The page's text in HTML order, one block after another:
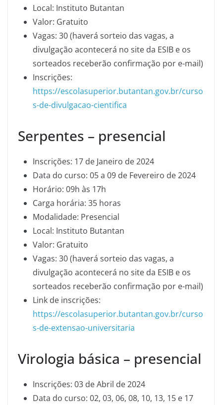
Local: Instituto Butantan
Valor: Gratuito
Vagas: 30 (haverá sorteio das vagas, a
divulgação acontecerá no site da ESIB e os
sorteados receberão confirmação por e-mail)
Inscrições:
https://escolasuperior.butantan.gov.br/curso
s-de-divulgacao-cientifica
Serpentes – presencial
Inscrições: 17 de Janeiro de 2024
Data do curso: 05 a 09 de Fevereiro de 2024
Horário: 09h às 17h
Carga horária: 35 horas
Modalidade: Presencial
Local: Instituto Butantan
Valor: Gratuito
Vagas: 30 (haverá sorteio das vagas, a
divulgação acontecerá no site da ESIB e os
sorteados receberão confirmação por e-mail)
Link de inscrições:
https://escolasuperior.butantan.gov.br/curso
s-de-extensao-universitaria
Virologia básica – presencial
Inscrições: 03 de Abril de 2024
Data do curso: 02, 03, 06, 08, 10, 13, 15 e 17